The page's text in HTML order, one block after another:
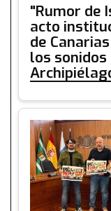
"Rumor de
acto
de
los sonidos